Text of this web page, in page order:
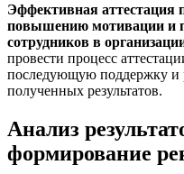
Эффективная аттестация
повышению мотивации и
сотрудников в
провести процесс
последующую поддержку и
полученных результатов.
Анализ
формирование